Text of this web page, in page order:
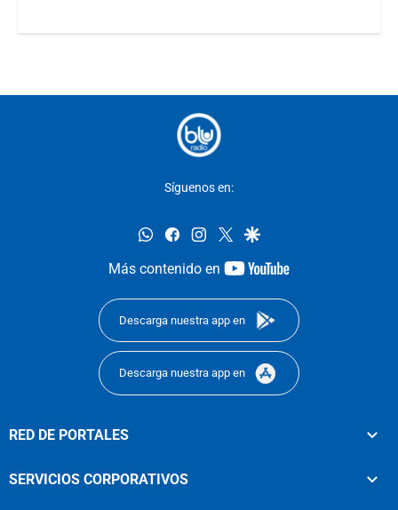
Síguenos en:
whatsappfacebookinstagram
twittergoogle
Más contenido en
youtube-
Descarga nuestra app en
Descarga nuestra app en
RED DE PORTALES
SERVICIOS CORPORATIVOS